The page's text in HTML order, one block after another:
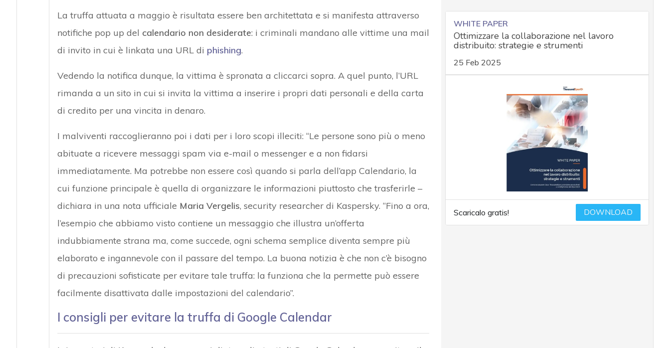
La truffa attuata a maggio è risultata essere ben architettata e si manifesta attraverso
notifiche pop up del calendario non desiderate: i criminali mandano alle vittime una mail
di invito in cui è linkata una URL di phishing.
Vedendo la notifica dunque, la vittima è spronata a cliccarci sopra. A quel punto, l’URL
rimanda a un sito in cui si invita la vittima a inserire i propri dati personali e della carta
di credito per una vincita in denaro.
I malviventi raccoglieranno poi i dati per i loro scopi illeciti: “Le persone sono più o meno
abituate a ricevere messaggi spam via e-mail o messenger e a non fidarsi
immediatamente. Ma potrebbe non essere così quando si parla dell’app Calendario, la
cui funzione principale è quella di organizzare le informazioni piuttosto che trasferirle –
dichiara in una nota ufficiale Maria Vergelis, security researcher di Kaspersky. “Fino a ora,
l’esempio che abbiamo visto contiene un messaggio che illustra un’offerta
indubbiamente strana ma, come succede, ogni schema semplice diventa sempre più
elaborato e ingannevole con il passare del tempo. La buona notizia è che non c’è bisogno
di precauzioni sofisticate per evitare tale truffa: la funziona che la permette può essere
facilmente disattivata dalle impostazioni del calendario”.
I consigli per evitare la truffa di Google Calendar
WHITE PAPER
Ottimizzare la collaborazione nel lavoro
distribuito: strategie e strumenti
25 Feb 2025
Scaricalo gratis! DOWNLOAD